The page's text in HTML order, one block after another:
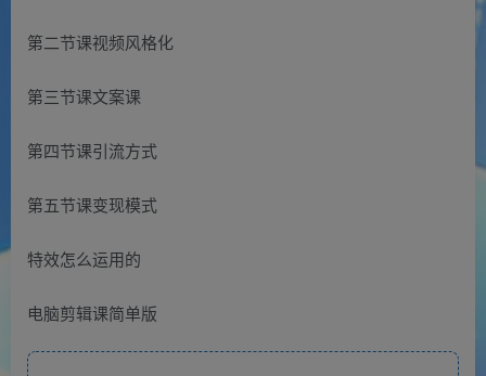
第二节课视频风格化
第三节课文案课
第四节课引流方式
第五节课变现模式
特效怎么运用的
电脑剪辑课简单版